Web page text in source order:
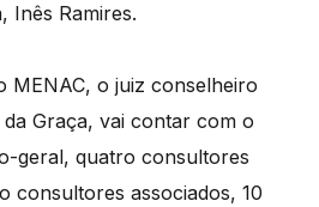
Inês Ramires.
MENAC, o juiz conselheiro
Graça, vai contar com o
geral, quatro consultores
consultores associados, 10